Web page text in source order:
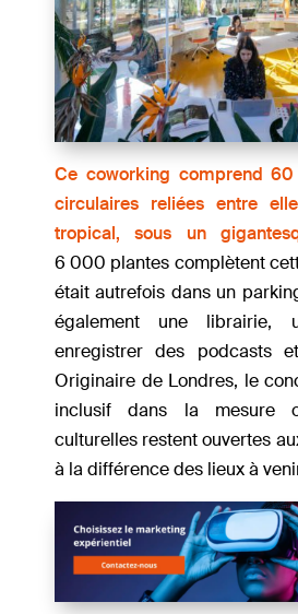
Ce coworking comprend
circulaires reliées entre
tropical, sous un
6 000 plantes complètent
était autrefois dans un
également une librairie,
enregistrer des podcasts
Originaire de Londres, le
inclusif dans la mesure
culturelles restent ouvertes
à la différence des lieux à